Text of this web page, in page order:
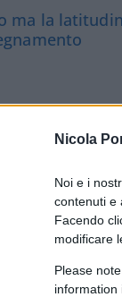
Nicola
Noi e i
contenuti e
Facendo
modificare
Please
information
ma la